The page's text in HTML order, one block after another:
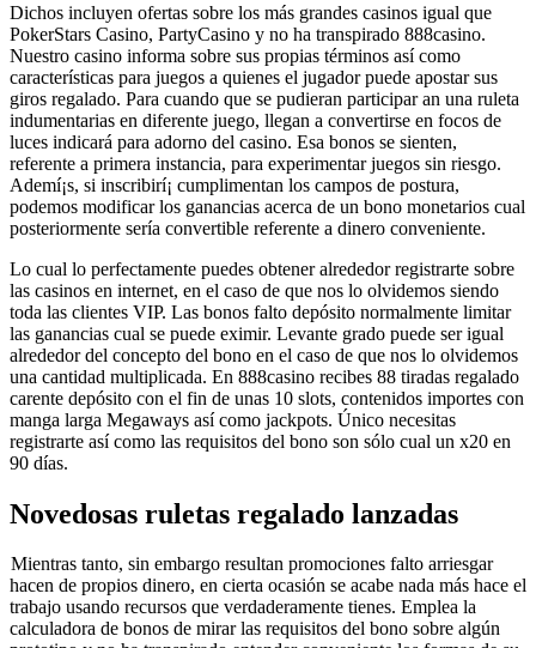
Dichos incluyen ofertas sobre los más grandes casinos igual que
PokerStars Casino, PartyCasino y no ha transpirado 888casino.
Nuestro casino informa sobre sus propias términos así­ como
características para juegos a quienes el jugador puede apostar sus
giros regalado. Para cuando que se pudieran participar an una ruleta
indumentarias en diferente juego, llegan a convertirse en focos de
luces indicará para adorno del casino. Esa bonos se sienten,
referente a primera instancia, para experimentar juegos sin riesgo.
Ademí¡s, si inscribirí¡ cumplimentan los campos de postura,
podemos modificar los ganancias acerca de un bono monetarios cual
posteriormente sería convertible referente a dinero conveniente.
Lo cual lo perfectamente puedes obtener alrededor registrarte sobre
las casinos en internet, en el caso de que nos lo olvidemos siendo
toda las clientes VIP. Las bonos falto depósito normalmente limitar
las ganancias cual se puede eximir. Levante grado puede ser igual
alrededor del concepto del bono en el caso de que nos lo olvidemos
una cantidad multiplicada. En 888casino recibes 88 tiradas regalado
carente depósito con el fin de unas 10 slots, contenidos importes con
manga larga Megaways así­ como jackpots. Único necesitas
registrarte así­ como las requisitos del bono son sólo cual un x20 en
90 días.
Novedosas ruletas regalado lanzadas
Mientras tanto, sin embargo resultan promociones falto arriesgar
hacen de propios dinero, en cierta ocasión se acabe nada más hace el
trabajo usando recursos que verdaderamente tienes. Emplea la
calculadora de bonos de mirar las requisitos del bono sobre algún